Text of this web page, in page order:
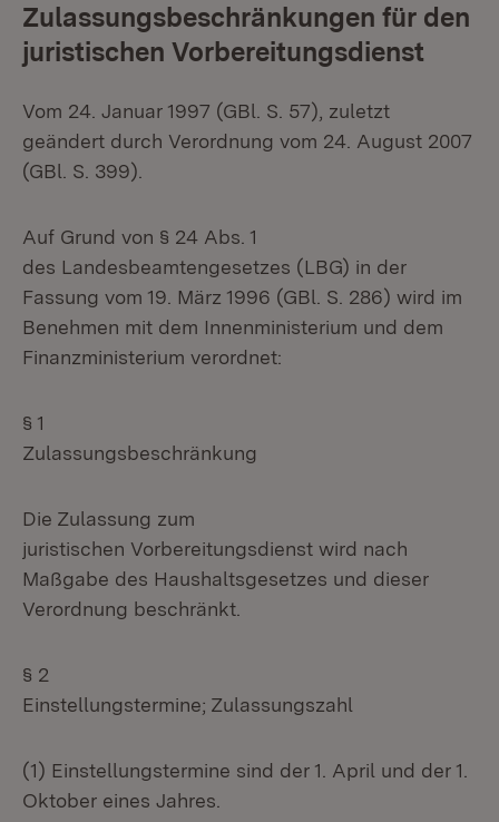
Zulassungsbeschränkungen für den
juristischen Vorbereitungsdienst
Vom 24. Januar 1997 (GBl. S. 57), zuletzt
geändert durch Verordnung vom 24. August 2007
(GBl. S. 399).
Auf Grund von § 24 Abs. 1
des Landesbeamtengesetzes (LBG) in der
Fassung vom 19. März 1996 (GBl. S. 286) wird im
Benehmen mit dem Innenministerium und dem
Finanzministerium verordnet:
§ 1
Zulassungsbeschränkung
Die Zulassung zum
juristischen Vorbereitungsdienst wird nach
Maßgabe des Haushaltsgesetzes und dieser
Verordnung beschränkt.
§ 2
Einstellungstermine; Zulassungszahl
(1) Einstellungstermine sind der 1. April und der 1.
Oktober eines Jahres.